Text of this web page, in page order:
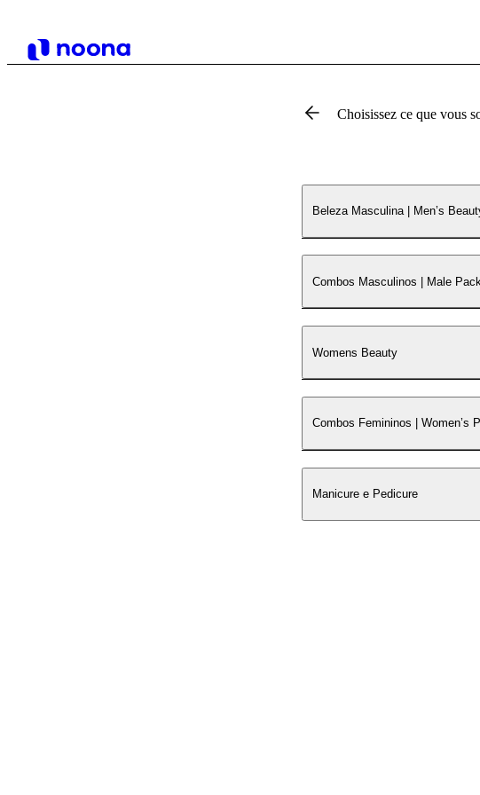
Choisissez ce que vous
Beleza Masculina | Men’s
Combos Masculinos | Male
Womens Beauty
Combos Femininos | Women’s
Manicure e Pedicure